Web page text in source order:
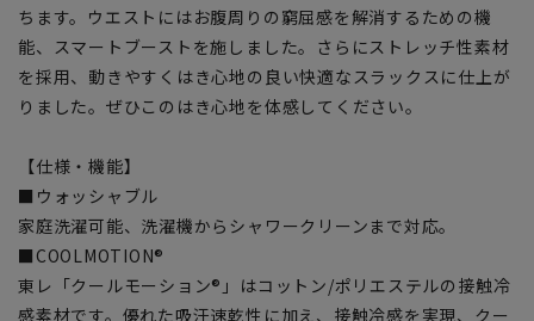
ちます。ウエストにはお腹周りの窮屈感を解消するための機
能、スマートブーストを施しました。さらにストレッチ性素材
を採用、動きやすくはき心地の良い快適なスラックスに仕上が
りました。ぜひこのはき心地を体感してください。
【仕様・機能】
■ウォッシャブル
家庭洗濯可能、洗濯機からシャワークリーンまで対応。
■COOLMOTION®
東レ「クールモーション®」はコットン/ポリエステルの接触冷
感素材です。優れた吸汗速乾性に加え、接触冷感を実現、クー